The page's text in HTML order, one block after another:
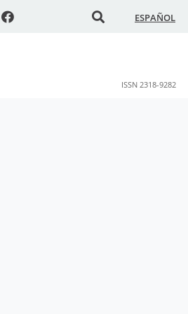
ESPAÑOL
ISSN 2318-9282